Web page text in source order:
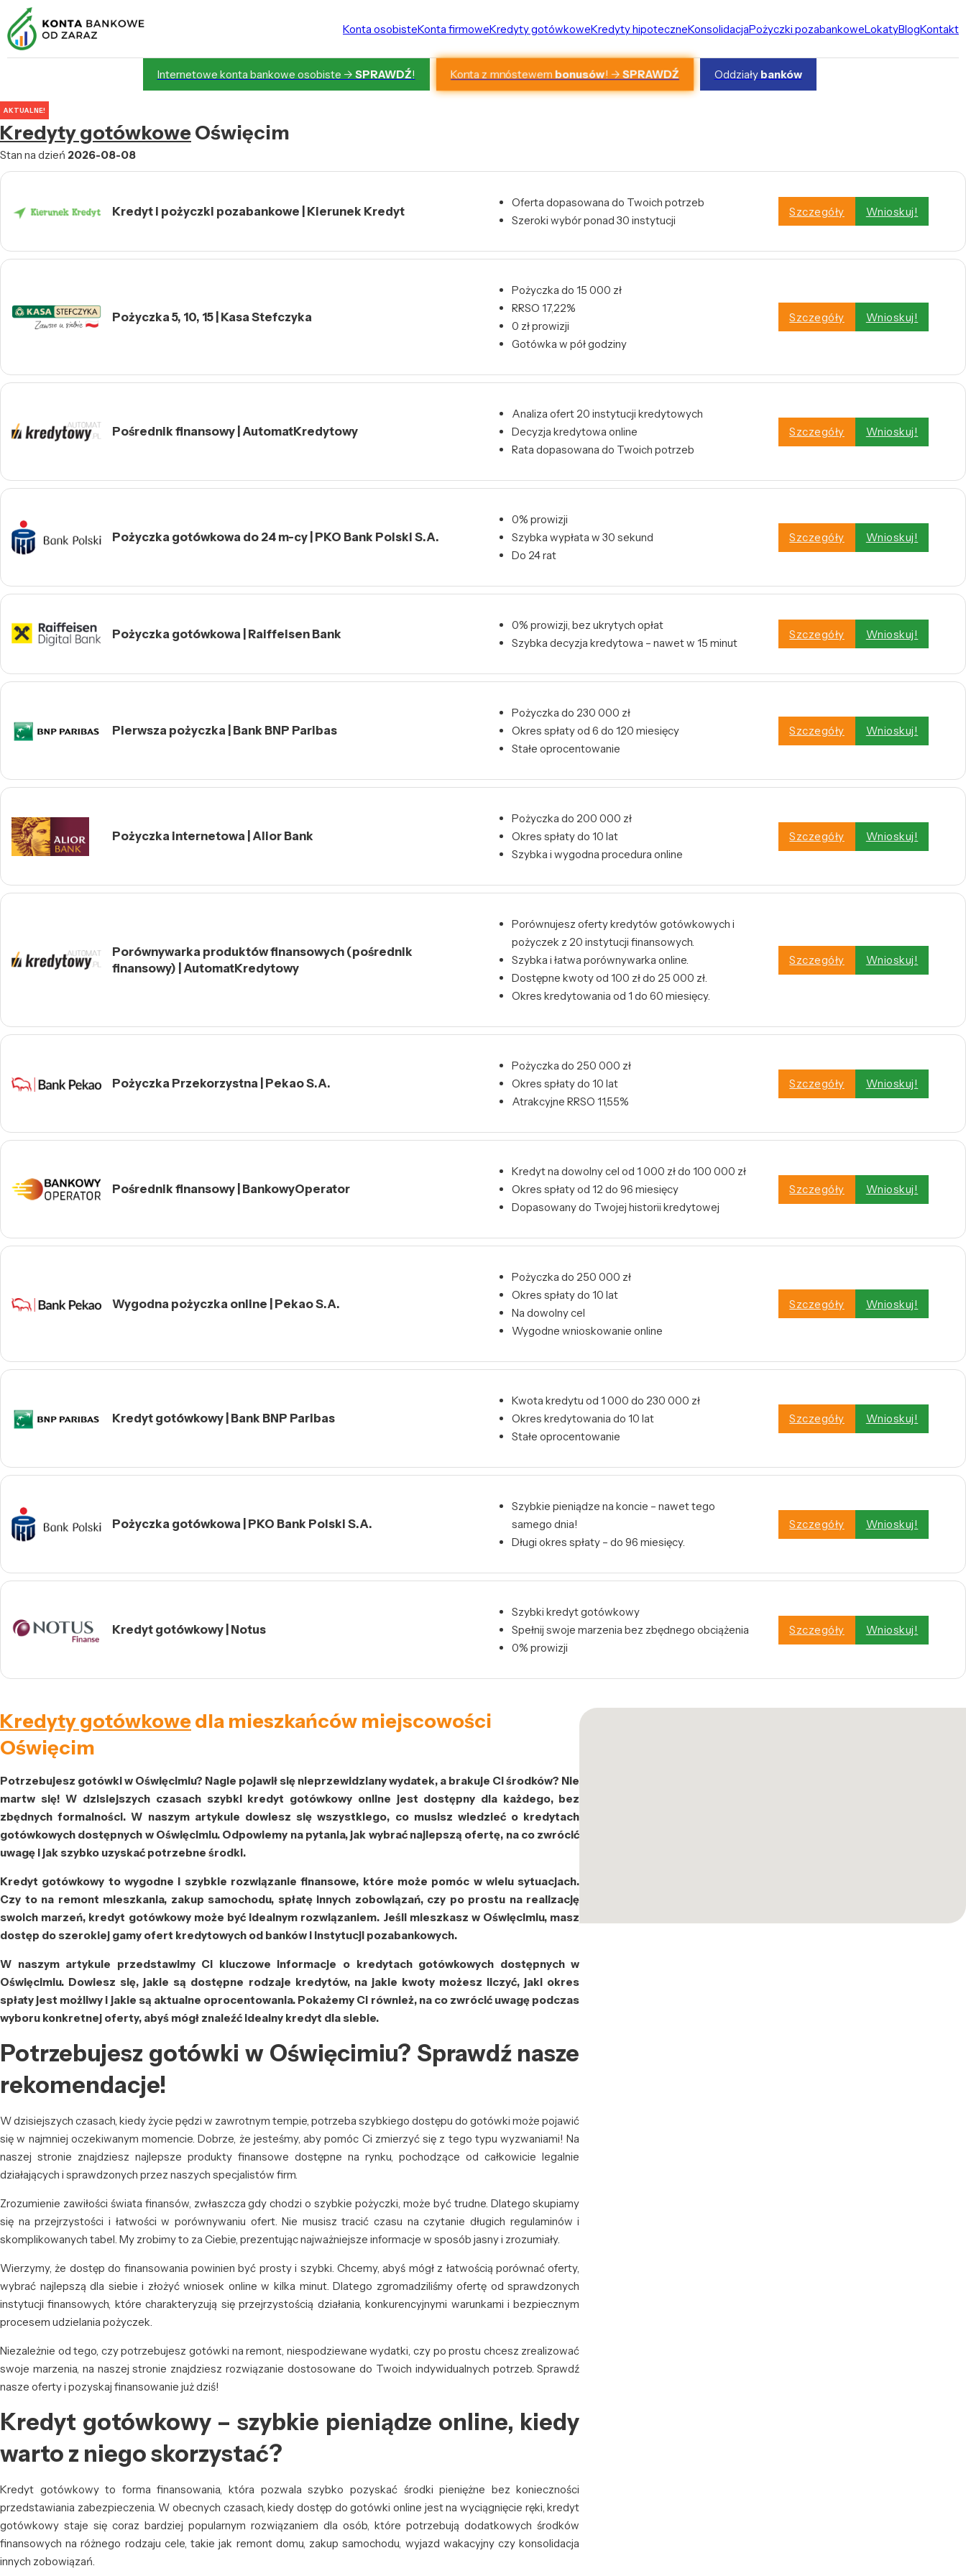
Konta osobisteKonta firmoweKredyty gotówkoweKredyty hipoteczneKonsolidacjaPożyczki pozabankoweLokatyBlogKontakt
Internetowe konta bankowe osobiste -> SPRAWDŹ! Konta z mnóstewem bonusów! ->SPRAWDŹ Oddziały banków
AKTUALNE!
Kredyty gotówkoweOświęcim
Stan na dzień 2026-08-08
Kredyt i pożyczki pozabankowe | Kierunek Kredyt
Oferta dopasowana do Twoich potrzeb
Szeroki wybór ponad 30 instytucji
Szczegóły Wnioskuj!
Pożyczka 5, 10, 15 | Kasa Stefczyka
Pożyczka do 15 000 zł
RRSO 17,22%
0 zł prowizji
Gotówka w pół godziny
Szczegóły Wnioskuj!
Pośrednik finansowy | AutomatKredytowy
Analiza ofert 20 instytucji kredytowych
Decyzja kredytowa online
Rata dopasowana do Twoich potrzeb
Szczegóły Wnioskuj!
Pożyczka gotówkowa do 24 m-cy | PKO Bank Polski S.A.
0% prowizji
Szybka wypłata w 30 sekund
Do 24 rat
Szczegóły Wnioskuj!
Pożyczka gotówkowa | Raiffeisen Bank
0% prowizji, bez ukrytych opłat
Szybka decyzja kredytowa – nawet w 15 minut
Szczegóły Wnioskuj!
Pierwsza pożyczka | Bank BNP Paribas
Pożyczka do 230 000 zł
Okres spłaty od 6 do 120 miesięcy
Stałe oprocentowanie
Szczegóły Wnioskuj!
Pożyczka internetowa | Alior Bank
Pożyczka do 200 000 zł
Okres spłaty do 10 lat
Szybka i wygodna procedura online
Szczegóły Wnioskuj!
Porównywarka produktów finansowych (pośrednik
finansowy) | AutomatKredytowy
Porównujesz oferty kredytów gotówkowych i
pożyczek z 20 instytucji finansowych.
Szybka i łatwa porównywarka online.
Dostępne kwoty od 100 zł do 25 000 zł.
Okres kredytowania od 1 do 60 miesięcy.
Szczegóły Wnioskuj!
Pożyczka Przekorzystna | Pekao S.A.
Pożyczka do 250 000 zł
Okres spłaty do 10 lat
Atrakcyjne RRSO 11,55%
Szczegóły Wnioskuj!
Pośrednik finansowy | BankowyOperator
Kredyt na dowolny cel od 1 000 zł do 100 000 zł
Okres spłaty od 12 do 96 miesięcy
Dopasowany do Twojej historii kredytowej
Szczegóły Wnioskuj!
Wygodna pożyczka online | Pekao S.A.
Pożyczka do 250 000 zł
Okres spłaty do 10 lat
Na dowolny cel
Wygodne wnioskowanie online
Szczegóły Wnioskuj!
Kredyt gotówkowy | Bank BNP Paribas
Kwota kredytu od 1 000 do 230 000 zł
Okres kredytowania do 10 lat
Stałe oprocentowanie
Szczegóły Wnioskuj!
Pożyczka gotówkowa | PKO Bank Polski S.A.
Szybkie pieniądze na koncie – nawet tego
samego dnia!
Długi okres spłaty – do 96 miesięcy.
Szczegóły Wnioskuj!
Kredyt gotówkowy | Notus
Szybki kredyt gotówkowy
Spełnij swoje marzenia bez zbędnego obciążenia
0% prowizji
Szczegóły Wnioskuj!
Kredyty gotówkowedla mieszkańców miejscowości
Oświęcim
Potrzebujesz gotówki w Oświęcimiu? Nagle pojawił się nieprzewidziany wydatek, a brakuje Ci środków? Nie
martw się! W dzisiejszych czasach szybki kredyt gotówkowy online jest dostępny dla każdego, bez
zbędnych formalności. W naszym artykule dowiesz się wszystkiego, co musisz wiedzieć o kredytach
gotówkowych dostępnych w Oświęcimiu. Odpowiemy na pytania, jak wybrać najlepszą ofertę, na co zwrócić
uwagę i jak szybko uzyskać potrzebne środki.
Kredyt gotówkowy to wygodne i szybkie rozwiązanie finansowe, które może pomóc w wielu sytuacjach.
Czy to na remont mieszkania, zakup samochodu, spłatę innych zobowiązań, czy po prostu na realizację
swoich marzeń, kredyt gotówkowy może być idealnym rozwiązaniem. Jeśli mieszkasz w Oświęcimiu, masz
dostęp do szerokiej gamy ofert kredytowych od banków i instytucji pozabankowych.
W naszym artykule przedstawimy Ci kluczowe informacje o kredytach gotówkowych dostępnych w
Oświęcimiu. Dowiesz się, jakie są dostępne rodzaje kredytów, na jakie kwoty możesz liczyć, jaki okres
spłaty jest możliwy i jakie są aktualne oprocentowania. Pokażemy Ci również, na co zwrócić uwagę podczas
wyboru konkretnej oferty, abyś mógł znaleźć idealny kredyt dla siebie.
Potrzebujesz gotówki w Oświęcimiu? Sprawdź nasze
rekomendacje!
W dzisiejszych czasach, kiedy życie pędzi w zawrotnym tempie, potrzeba szybkiego dostępu do gotówki może pojawić
się w najmniej oczekiwanym momencie. Dobrze, że jesteśmy, aby pomóc Ci zmierzyć się z tego typu wyzwaniami! Na
naszej stronie znajdziesz najlepsze produkty finansowe dostępne na rynku, pochodzące od całkowicie legalnie
działających i sprawdzonych przez naszych specjalistów firm.
Zrozumienie zawiłości świata finansów, zwłaszcza gdy chodzi o szybkie pożyczki, może być trudne. Dlatego skupiamy
się na przejrzystości i łatwości w porównywaniu ofert. Nie musisz tracić czasu na czytanie długich regulaminów i
skomplikowanych tabel. My zrobimy to za Ciebie, prezentując najważniejsze informacje w sposób jasny i zrozumiały.
Wierzymy, że dostęp do finansowania powinien być prosty i szybki. Chcemy, abyś mógł z łatwością porównać oferty,
wybrać najlepszą dla siebie i złożyć wniosek online w kilka minut. Dlatego zgromadziliśmy ofertę od sprawdzonych
instytucji finansowych, które charakteryzują się przejrzystością działania, konkurencyjnymi warunkami i bezpiecznym
procesem udzielania pożyczek.
Niezależnie od tego, czy potrzebujesz gotówki na remont, niespodziewane wydatki, czy po prostu chcesz zrealizować
swoje marzenia, na naszej stronie znajdziesz rozwiązanie dostosowane do Twoich indywidualnych potrzeb. Sprawdź
nasze oferty i pozyskaj finansowanie już dziś!
Kredyt gotówkowy – szybkie pieniądze online, kiedy
warto z niego skorzystać?
Kredyt gotówkowy to forma finansowania, która pozwala szybko pozyskać środki pieniężne bez konieczności
przedstawiania zabezpieczenia. W obecnych czasach, kiedy dostęp do gotówki online jest na wyciągnięcie ręki, kredyt
gotówkowy staje się coraz bardziej popularnym rozwiązaniem dla osób, które potrzebują dodatkowych środków
finansowych na różnego rodzaju cele, takie jak remont domu, zakup samochodu, wyjazd wakacyjny czy konsolidacja
innych zobowiązań.